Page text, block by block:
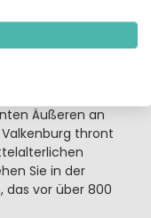
und
einladen.
Äußeren an
thront
Sie in der
das vor über 800